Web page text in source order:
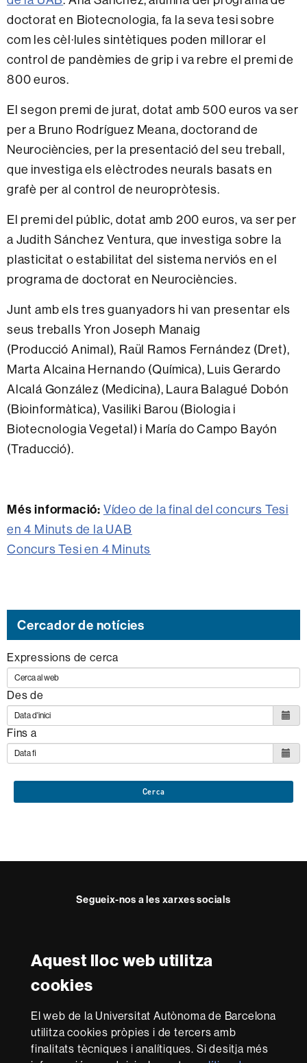
Aquest lloc web utilitza
cookies
El web de la Universitat Autònoma de Barcelona
utilitza cookies pròpies i de tercers amb
finalitats tècniques i analítiques. Si desitja més
doctorat en Biotecnologia, fa la seva tesi sobre
com les cèl·lules sintètiques poden millorar el
control de pandèmies de grip i va rebre el premi de
800 euros.
El segon premi de jurat, dotat amb 500 euros va ser
per a Bruno Rodríguez Meana, doctorand de
Neurociències, per la presentació del seu treball,
que investiga els elèctrodes neurals basats en
grafè per al control de neuropròtesis.
El premi del públic, dotat amb 200 euros, va ser per
a Judith Sánchez Ventura, que investiga sobre la
plasticitat o estabilitat del sistema nerviós en el
programa de doctorat en Neurociències.
Junt amb els tres guanyadors hi van presentar els
seus treballsYron Joseph Manaig
(Producció Animal), Raül Ramos Fernández (Dret),
Marta Alcaina Hernando (Química), Luis Gerardo
Alcalá González (Medicina), Laura Balagué Dobón
(Bioinformàtica), Vasiliki Barou (Biologia i
Biotecnologia Vegetal) i María do Campo Bayón
(Traducció).
Més informació: Vídeo de la final del concurs Tesi
en 4 Minuts de la UAB
Concurs Tesi en 4 Minuts
Cercador de notícies
Expressions de cerca
Des de
Fins a
Cerca
Segueix-nos a les xarxes socials
Reconeixement internacional de l'excel·lència
in
Research
-
Amb el finançament de